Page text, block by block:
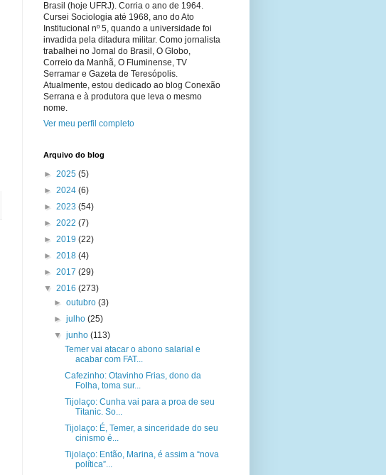
Brasil (hoje UFRJ). Corria o ano de 1964.
Cursei Sociologia até 1968, ano do Ato
Institucional nº 5, quando a universidade foi
invadida pela ditadura militar. Como jornalista
trabalhei no Jornal do Brasil, O Globo,
Correio da Manhã, O Fluminense, TV
Serramar e Gazeta de Teresópolis.
Atualmente, estou dedicado ao blog Conexão
Serrana e à produtora que leva o mesmo
nome.
Ver meu perfil completo
Arquivo do blog
► 2025 (5)
► 2024 (6)
► 2023 (54)
► 2022 (7)
► 2019 (22)
► 2018 (4)
► 2017 (29)
▼ 2016 (273)
►outubro(3)
►julho(25)
▼junho(113)
Temer vai atacar o abono salarial e
acabar com FAT...
Cafezinho: Otavinho Frias, dono da
Folha, toma sur...
Tijolaço: Cunha vai para a proa de seu
Titanic. So...
Tijolaço: É, Temer, a sinceridade do seu
cinismo é...
Tijolaço: Então, Marina, é assim a “nova
política”...